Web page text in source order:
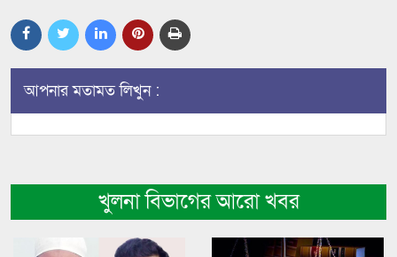
আপনার মতামত লিখুন :
খুলনা বিভাগের আরো খবর